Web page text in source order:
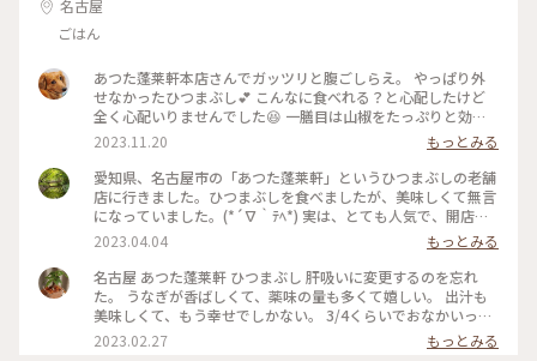
名古屋
ごはん
あつた蓬莱軒本店さんでガッツリと腹ごしらえ。 やっぱり外
せなかったひつまぶし💕 こんなに食べれる？と心配したけど
全く心配いりませんでした😆 一膳目は山椒をたっぷりと効か
せてそのまま。 二膳目はネギと海苔を効かせて。 三膳目はお
出汁をかけて薬味もたっぷりワサビをツンとくるほどに。 私
はこれが一番好き😋 夜に向けて準備はオッケイ。お腹いっぱ
い❣️ #私のことりっぷ旅 #ひつまぶし #名古屋
2023.11.20
もっとみる
愛知県、名古屋市の「あつた蓬莱軒」というひつまぶしの老舗
店に行きました。ひつまぶしを食べましたが、美味しくて無言
になっていました。(*´∇｀ﾃﾍ*) 実は、とても人気で、開店前
に行ったのですが、行列がすごくて、11:50からの昼食になり
ました。🍴٩( 'ω' )و ｵｲｼｽｷﾞﾃﾔﾊﾞｲ！！ 3枚目の写真は、メニュ
ーの初めのページを写しています。2膳目で、海苔・わさび・
ねぎを乗せて食べたら、、、（なんとなく想像つきますよね？
(*･ω･ﾉ） また来たいですし、皆さんも是非機会があれば寄っ
て見てくださいね！！(^-^) #私のことりっぷ旅 #ひつまぶし#
あつた蓬莱軒 ☆次は白川郷を投稿します！お楽しみに！！
2023.04.04
もっとみる
名古屋 あつた蓬莱軒 ひつまぶし 肝吸いに変更するのを忘れ
た。 うなぎが香ばしくて、薬味の量も多くて嬉しい。 出汁も
美味しくて、もう幸せでしかない。 3/4くらいでおなかいっぱ
いになった。
2023.02.27 もっとみる